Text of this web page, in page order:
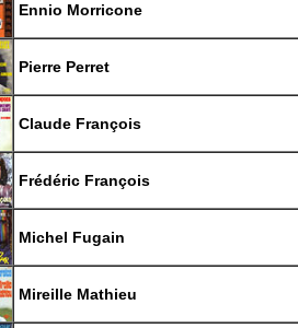
Ennio Morricone
Pierre Perret
Claude François
Frédéric François
Michel Fugain
Mireille Mathieu